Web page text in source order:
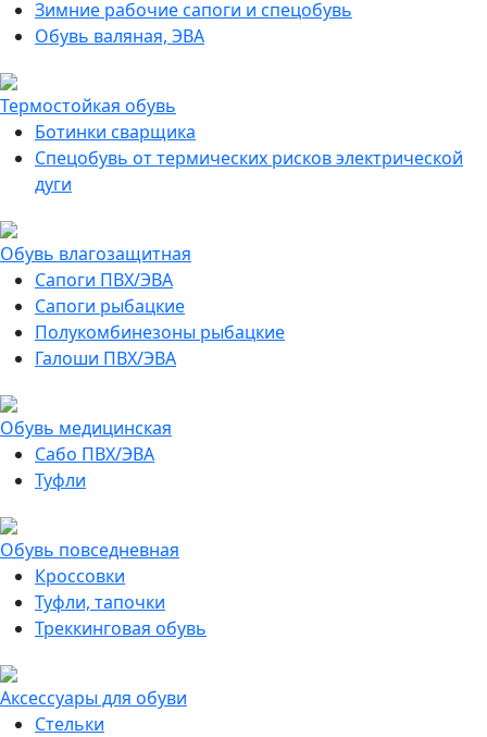
Зимние рабочие сапоги и спецобувь
Обувь валяная, ЭВА
Термостойкая обувь
Ботинки сварщика
Спецобувь от термических рисков электрической
дуги
Обувь влагозащитная
Сапоги ПВХ/ЭВА
Сапоги рыбацкие
Полукомбинезоны рыбацкие
Галоши ПВХ/ЭВА
Обувь медицинская
Сабо ПВХ/ЭВА
Туфли
Обувь повседневная
Кроссовки
Туфли, тапочки
Треккинговая обувь
Аксессуары для обуви
Стельки